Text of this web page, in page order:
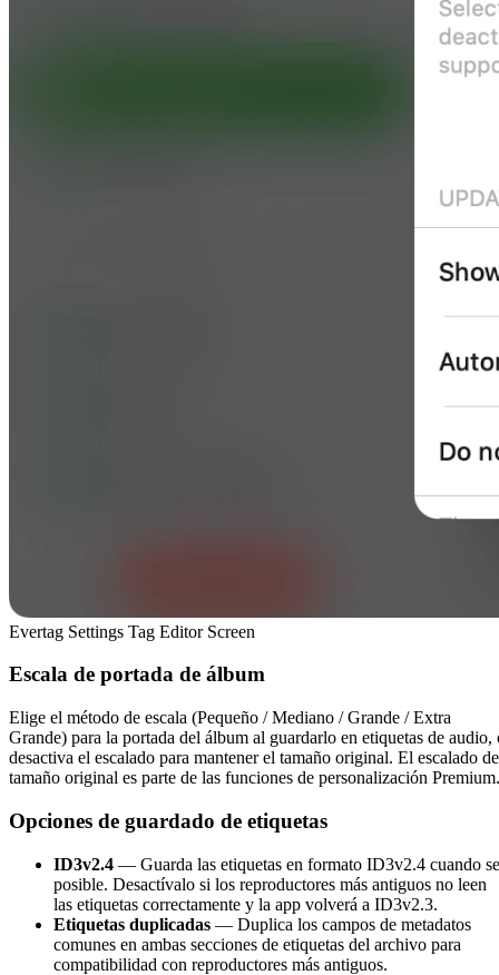
Evertag Settings Tag Editor Screen
Escala de portada de álbum
Elige el método de escala (Pequeño / Mediano / Grande / Extra
Grande) para la portada del álbum al guardarlo en etiquetas de audio,
desactiva el escalado para mantener el tamaño original. El escalado de
tamaño original es parte de las funciones de personalización Premium.
Opciones de guardado de etiquetas
ID3v2.4 — Guarda las etiquetas en formato ID3v2.4 cuando
posible. Desactívalo si los reproductores más antiguos no leen
las etiquetas correctamente y la app volverá a ID3v2.3.
Etiquetas duplicadas — Duplica los campos de metadatos
comunes en ambas secciones de etiquetas del archivo para
compatibilidad con reproductores más antiguos.